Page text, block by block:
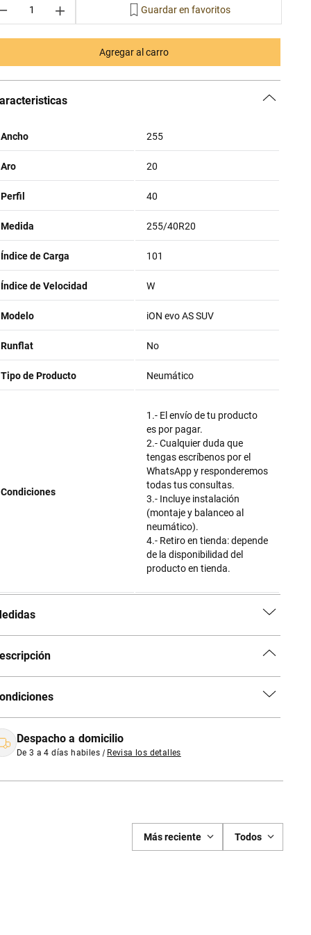
＋
Agregar al carro
Ancho 255
Aro 20
Perfil 40
Medida 255/40R20
Índice de Carga 101
Índice de Velocidad W
Modelo iON evo AS SUV
Runflat No
Tipo de Producto Neumático
Condiciones
1.- El envío de tu producto
es por pagar.
2.- Cualquier duda que
tengas escríbenos por el
WhatsApp y responderemos
todas tus consultas.
3.- Incluye instalación
(montaje y balanceo al
neumático).
4.- Retiro en tienda: depende
de la disponibilidad del
producto en tienda.
Despacho a domicilio
De 3 a 4 días habiles | Revisa los detalles
Más reciente Todos